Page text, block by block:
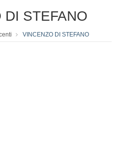
DI STEFANO
VINCENZO DI STEFANO